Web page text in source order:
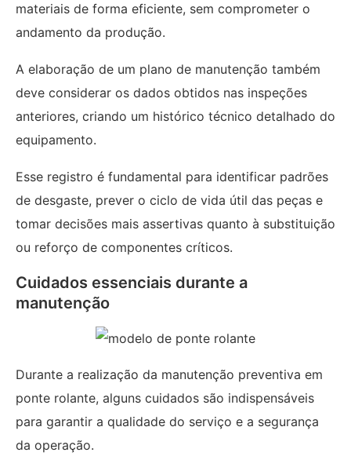
materiais de forma eficiente, sem comprometer o
andamento da produção.
A elaboração de um plano de manutenção também
deve considerar os dados obtidos nas inspeções
anteriores, criando um histórico técnico detalhado do
equipamento.
Esse registro é fundamental para identificar padrões
de desgaste, prever o ciclo de vida útil das peças e
tomar decisões mais assertivas quanto à substituição
ou reforço de componentes críticos.
Cuidados essenciais durante a
manutenção
Durante a realização da manutenção preventiva em
ponte rolante, alguns cuidados são indispensáveis
para garantir a qualidade do serviço e a segurança
da operação.